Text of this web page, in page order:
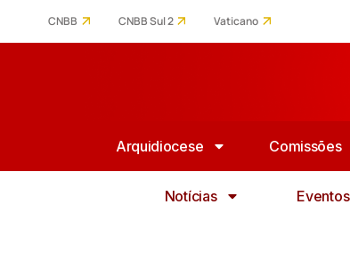
CNBB CNBB Sul 2 Vaticano
Arquidiocese Comissões
Notícias Eventos